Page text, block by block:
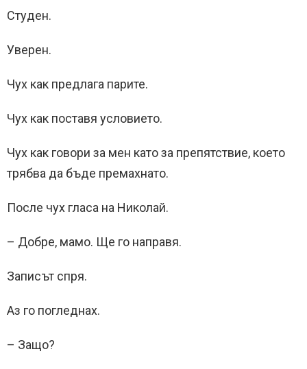
Студен.
Уверен.
Чух как предлага парите.
Чух как поставя условието.
Чух как говори за мен като за препятствие, което
трябва да бъде премахнато.
После чух гласа на Николай.
– Добре, мамо. Ще го направя.
Записът спря.
Аз го погледнах.
– Защо?